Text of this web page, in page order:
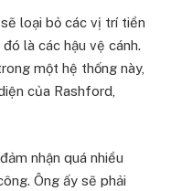
loại bỏ các vị trí tiền
là các hậu vệ cánh.
một hệ thống này,
của Rashford,
nhận quá nhiều
Ông ấy sẽ phải